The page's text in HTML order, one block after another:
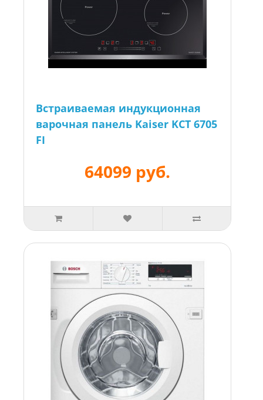
Встраиваемая индукционная
варочная панель Kaiser KCT 6705
FI
64099 руб.